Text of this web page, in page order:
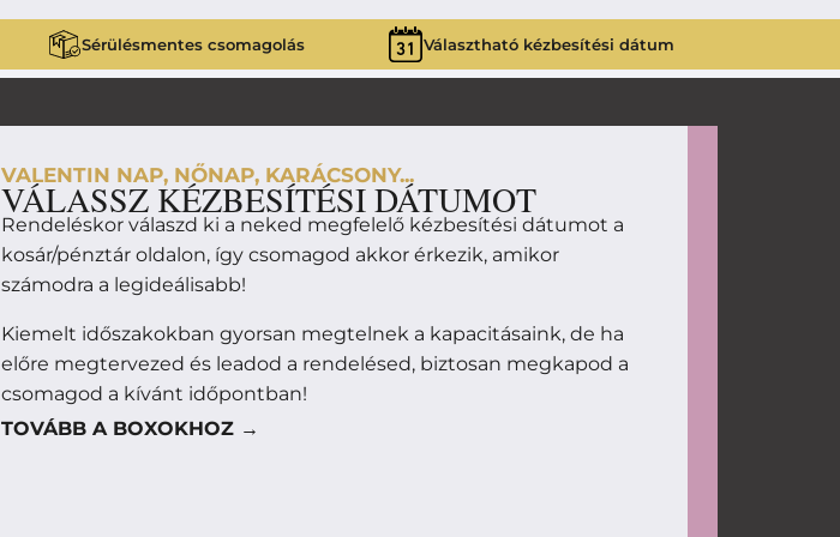
Sérülésmentes csomagolás Választható kézbesítési dátum
VALENTIN NAP, NŐNAP, KARÁCSONY...
VÁLASSZ KÉZBESÍTÉSI DÁTUMOT
Rendeléskor válaszd ki a neked megfelelő kézbesítési dátumot a
kosár/pénztár oldalon, így csomagod akkor érkezik, amikor
számodra a legideálisabb!
Kiemelt időszakokban gyorsan megtelnek a kapacitásaink, de ha
előre megtervezed és leadod a rendelésed, biztosan megkapod a
csomagod a kívánt időpontban!
TOVÁBB A BOXOKHOZ →